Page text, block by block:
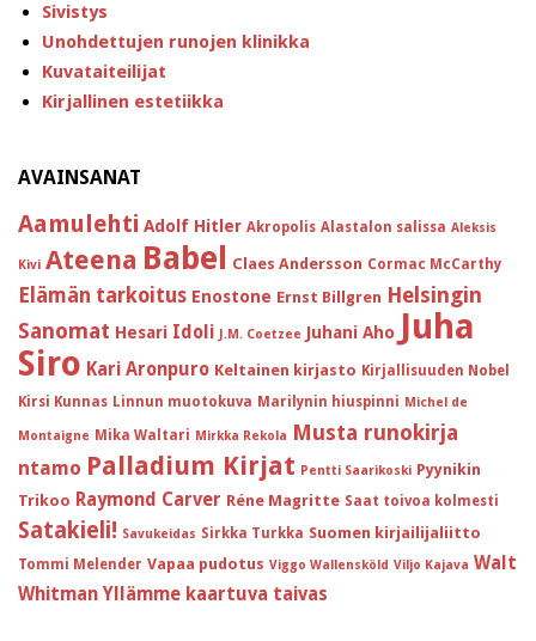
Sivistys
Unohdettujen runojen klinikka
Kuvataiteilijat
Kirjallinen estetiikka
AVAINSANAT
Aamulehti Adolf Hitler Akropolis Alastalon salissa Aleksis
Kivi Ateena Babel Claes Andersson Cormac McCarthy
Elämän tarkoitus Enostone Ernst Billgren Helsingin
Sanomat Hesari Idoli J.M. Coetzee Juhani Aho Juha
Siro Kari Aronpuro Keltainen kirjasto Kirjallisuuden Nobel
Kirsi Kunnas Linnun muotokuva Marilynin hiuspinni Michel de
Montaigne Mika Waltari Mirkka Rekola Musta runokirja
ntamo Palladium Kirjat Pentti Saarikoski Pyynikin
Trikoo Raymond Carver Réne Magritte Saat toivoa kolmesti
Satakieli! Savukeidas Sirkka Turkka Suomen kirjailijaliitto
Tommi Melender Vapaa pudotus Viggo Wallensköld Viljo Kajava Walt
Whitman Yllämme kaartuva taivas